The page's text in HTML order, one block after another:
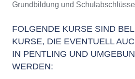
Grundbildung und
FOLGENDE KURSE SIND
KURSE, DIE EVENTUELL
IN PENTLING UND
WERDEN: